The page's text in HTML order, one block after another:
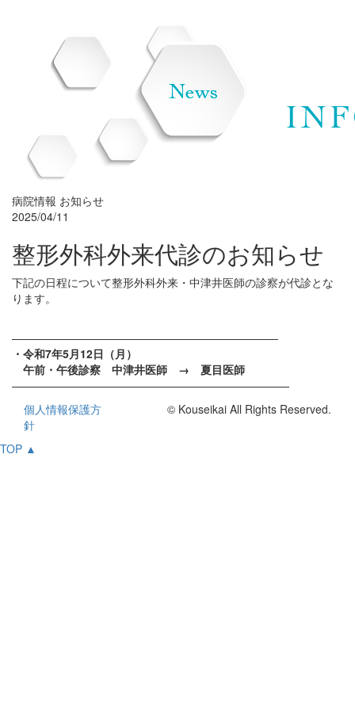
病院情報 お知らせ
2025/04/11
整形外科外来代診のお知らせ
下記の日程について整形外科外来・中津井医師の診察が代診とな
ります。
————————————————————————
・令和7年5月12日（月）
午前・午後診察 中津井医師 → 夏目医師
—————————————————————————
個人情報保護方
針
© Kouseikai All Rights Reserved.
TOP ▲